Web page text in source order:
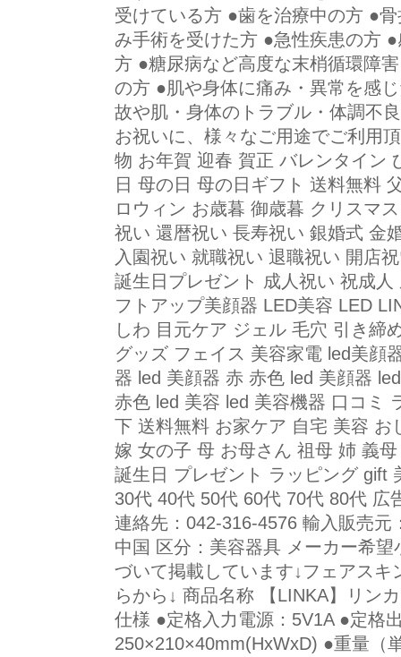
受けている方 ●歯を治療中の方 ●
み手術を受けた方 ●急性疾患の方
方 ●糖尿病など高度な末梢循環障
の方 ●肌や身体に痛み・異常を感
故や肌・身体のトラブル・体調不
お祝いに、様々なご用途でご利用
物 お年賀 迎春 賀正 バレンタイン
日 母の日 母の日ギフト 送料無料
ロウィン お歳暮 御歳暮 クリスマ
祝い 還暦祝い 長寿祝い 銀婚式 金
入園祝い 就職祝い 退職祝い 開店
誕生日プレゼント 成人祝い 祝成
フトアップ美顔器 LED美容 LED
しわ 目元ケア ジェル 毛穴 引き締
グッズ フェイス 美容家電 led美顔
器 led 美顔器 赤 赤色 led 美顔器
赤色 led 美容 led 美容機器 口コミ
下 送料無料 お家ケア 自宅 美容
嫁 女の子 母 お母さん 祖母 姉 義
誕生日 プレゼント ラッピング gift
30代 40代 50代 60代 70代 80代 広
連絡先：042-316-4576 輸入販売
中国 区分：美容器具 メーカー希
づいて掲載しています↓フェアス
らから↓ 商品名称 【LINKA】リン
仕様 ●定格入力電源：5V1A ●定格
250×210×40mm(HxWxD) ●重量（